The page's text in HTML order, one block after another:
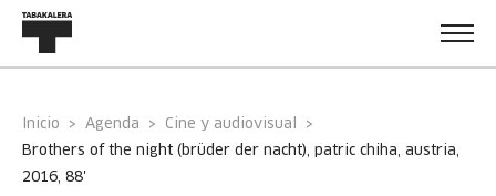
Inicio Agenda
Cine y audiovisual
brothers of the night (brüder der nacht), patric chiha, austria,
2016, 88'